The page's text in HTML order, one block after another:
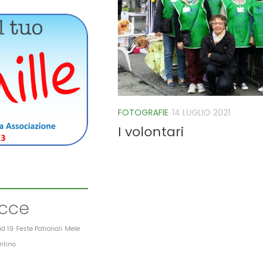
FOTOGRAFIE 14 LUGLIO 2021
I volontari
19 Feste Patronali Mele